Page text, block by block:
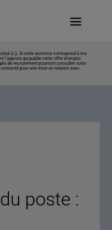
à (). Si cette annonce correspond à vos
l’agence qui publie cette offre d’emploi
de recrutement pourront consulter votre
pour une mise en relation avec
poste :